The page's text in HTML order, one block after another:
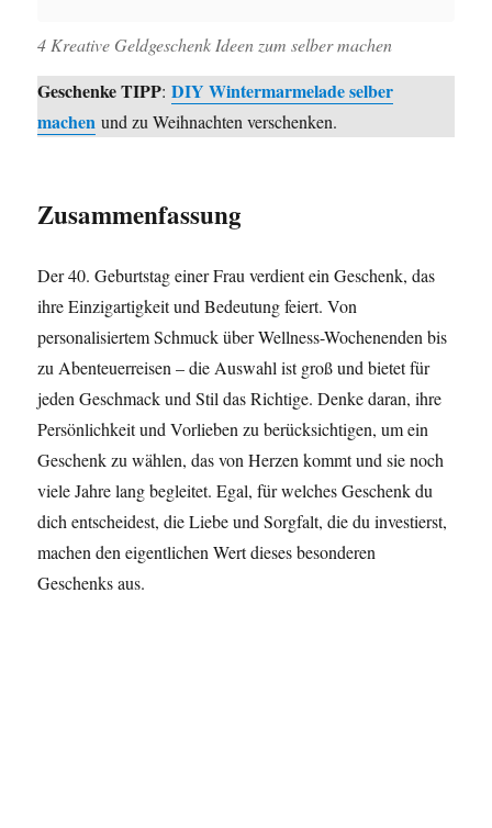
4 Kreative Geldgeschenk Ideen zum selber machen
Geschenke TIPP:DIY Wintermarmelade selber
machen und zu Weihnachten verschenken.
Zusammenfassung
Der 40. Geburtstag einer Frau verdient ein Geschenk, das
ihre Einzigartigkeit und Bedeutung feiert. Von
personalisiertem Schmuck über Wellness-Wochenenden bis
zu Abenteuerreisen – die Auswahl ist groß und bietet für
jeden Geschmack und Stil das Richtige. Denke daran, ihre
Persönlichkeit und Vorlieben zu berücksichtigen, um ein
Geschenk zu wählen, das von Herzen kommt und sie noch
viele Jahre lang begleitet. Egal, für welches Geschenk du
dich entscheidest, die Liebe und Sorgfalt, die du investierst,
machen den eigentlichen Wert dieses besonderen
Geschenks aus.